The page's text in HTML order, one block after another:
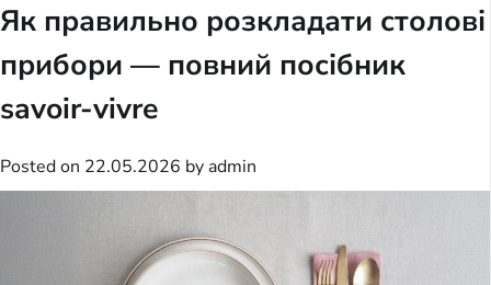
Як правильно розкладати столові
прибори — повний посібник
savoir-vivre
Posted on 22.05.2026 by admin